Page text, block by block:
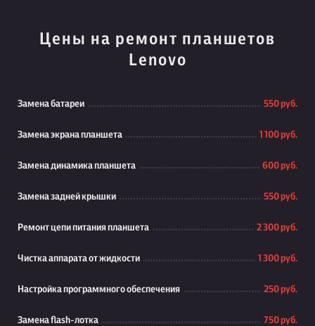
Цены на ремонт планшетов
Lenovo
Замена батареи 550 руб.
Замена экрана планшета 1 100 руб.
Замена динамика планшета 600 руб.
Замена задней крышки 550 руб.
Ремонт цепи питания планшета 2 300 руб.
Чистка аппарата от жидкости 1 300 руб.
Настройка программного обеспечения 250 руб.
Замена flash-лотка 750 руб.